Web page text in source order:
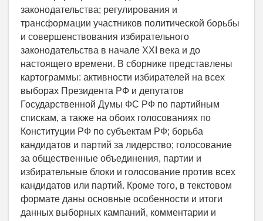
законодательства; регулирования и
трансформации участников политической борьбы
и совершенствования избирательного
законодательства в начале XXI века и до
настоящего времени. В сборнике представлены
картограммы: активности избирателей на всех
выборах Президента РФ и депутатов
Государственной Думы ФС РФ по партийным
спискам, а также на обоих голосованиях по
Конституции РФ по субъектам РФ; борьба
кандидатов и партий за лидерство; голосование
за общественные объединения, партии и
избирательные блоки и голосование против всех
кандидатов или партий. Кроме того, в текстовом
формате даны основные особенности и итоги
данных выборных кампаний, комментарии и